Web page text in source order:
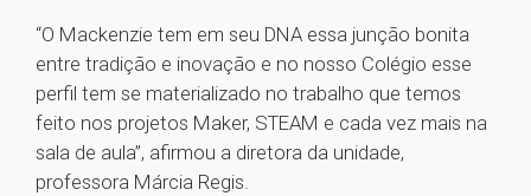
“O Mackenzie tem em seu DNA essa junção bonita
entre tradição e inovação e no nosso Colégio esse
perfil tem se materializado no trabalho que temos
feito nos projetos Maker, STEAM e cada vez mais na
sala de aula”, afirmou a diretora da unidade,
professora Márcia Regis.